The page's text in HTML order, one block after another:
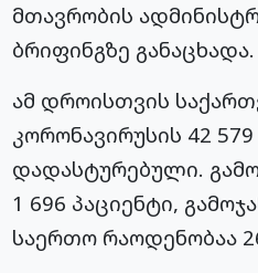
მთავრობის
ბრიფინგზე განაცხადა.
ამ დროისთვის
კორონავირუსის ​42
დადასტურებული.
1 696 პაციენტი,
საერთო რაოდენობაა